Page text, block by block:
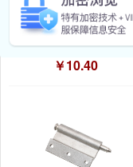
￥10.40